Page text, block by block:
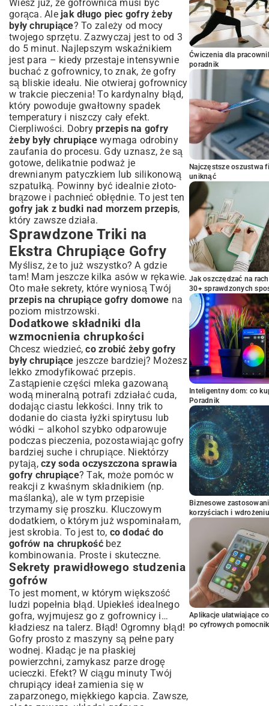
Wiesz już, że gofrownica musi być
gorąca. Ale jak długo piec gofry żeby
były chrupiące? To zależy od mocy
twojego sprzętu. Zazwyczaj jest to od 3
do 5 minut. Najlepszym wskaźnikiem
jest para – kiedy przestaje intensywnie
buchać z gofrownicy, to znak, że gofry
są bliskie ideału. Nie otwieraj gofrownicy
w trakcie pieczenia! To kardynalny błąd,
który powoduje gwałtowny spadek
temperatury i niszczy cały efekt.
Cierpliwości. Dobry przepis na gofry
żeby były chrupiącewymaga odrobiny
zaufania do procesu. Gdy uznasz, że są
gotowe, delikatnie podważ je
drewnianym patyczkiem lub silikonową
szpatułką. Powinny być idealnie złoto-
brązowe i pachnieć obłędnie. To jest ten
gofry jak z budki nad morzem przepis,
który zawsze działa.
Sprawdzone Triki na
Ekstra Chrupiące Gofry
Myślisz, że to już wszystko? A gdzie
tam! Mam jeszcze kilka asów w rękawie.
Oto małe sekrety, które wyniosą Twój
przepis na chrupiące gofry domowe na
poziom mistrzowski.
Dodatkowe składniki dla
wzmocnienia chrupkości
Chcesz wiedzieć,co zrobić żeby gofry
były chrupiące jeszcze bardziej? Możesz
lekko zmodyfikować przepis.
Zastąpienie części mleka gazowaną
wodą mineralną potrafi zdziałać cuda,
dodając ciastu lekkości. Inny trik to
dodanie do ciasta łyżki spirytusu lub
wódki – alkohol szybko odparowuje
podczas pieczenia, pozostawiając gofry
bardziej suche i chrupiące. Niektórzy
pytają, czy soda oczyszczona sprawia
gofry chrupiące? Tak, może pomóc w
reakcji z kwaśnym składnikiem (np.
maślanką), ale w tym przepisie
trzymamy się proszku. Kluczowym
dodatkiem, o którym już wspominałam,
jest skrobia. To jest to, co dodać do
gofrów na chrupkośćbez
kombinowania. Proste i skuteczne.
Sekrety prawidłowego studzenia
gofrów
To jest moment, w którym większość
ludzi popełnia błąd. Upiekłeś idealnego
gofra, wyjmujesz go z gofrownicy i…
kładziesz na talerz. Błąd! Ogromny błąd!
Gofry prosto z maszyny są pełne pary
wodnej. Kładąc je na płaskiej
powierzchni, zamykasz parze drogę
ucieczki. Efekt? W ciągu minuty Twój
chrupiący ideał zamienia się w
zaparzonego, miękkiego kapcia. Zawsze,
Ćwiczenia dla
poradnik
Najczęstsze oszustwa
uniknąć
Jak oszczędzać na
30+ sprawdzonych
Inteligentny dom: co
Poradnik
Biznesowe
korzyściach i wdrożeniu
Aplikacje ułatwiające
po cyfrowych